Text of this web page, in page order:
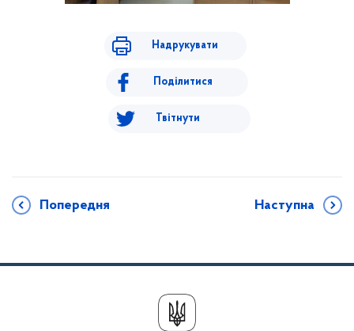
Надрукувати
Поділитися
Твітнути
Попередня Наступна